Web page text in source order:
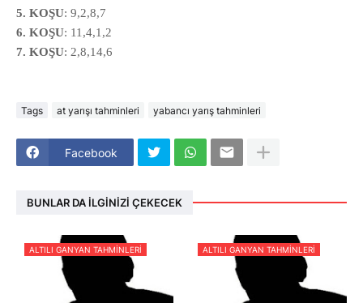
5. KOŞU: 9,2,8,7
6. KOŞU: 11,4,1,2
7. KOŞU: 2,8,14,6
Tags at yarışı tahminleri yabancı yarış tahminleri
Facebook
BUNLAR DA İLGINIZI ÇEKECEK
ALTILI GANYAN TAHMINLERI ALTILI GANYAN TAHMINLERI